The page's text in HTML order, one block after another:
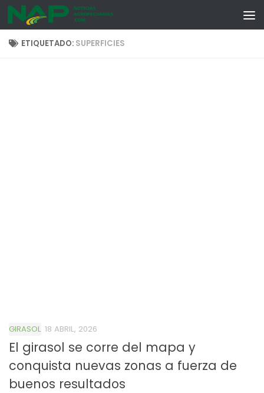
Skip to content
ETIQUETADO: SUPERFICIES
GIRASOL 18 ABRIL, 2026
El girasol se corre del mapa y
conquista nuevas zonas a fuerza de
buenos resultados